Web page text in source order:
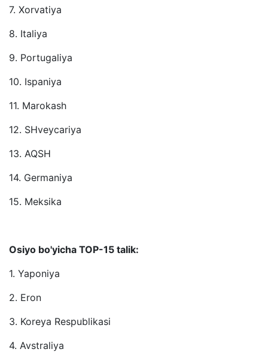
7. Xorvatiya
8. Italiya
9. Portugaliya
10. Ispaniya
11. Marokash
12. SHveycariya
13. AQSH
14. Germaniya
15. Meksika
Osiyo bo'yicha TOP-15 talik:
1. Yaponiya
2. Eron
3. Koreya Respublikasi
4. Avstraliya